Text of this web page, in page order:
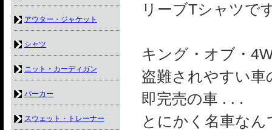
リーブTシャツで
キング・オブ・
盗難されやすい車
即完売の車 . . .
とにかく名車なん
アウター・ジャケット
シャツ
ニット・カーディガン
パーカー
スウェット・トレーナー